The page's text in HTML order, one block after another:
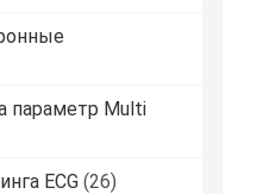
параметр Multi
ECG (26)